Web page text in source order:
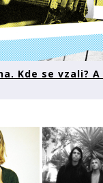
Kde se vzali?